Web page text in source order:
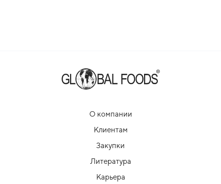
О компании
Клиентам
Закупки
Литература
Карьера